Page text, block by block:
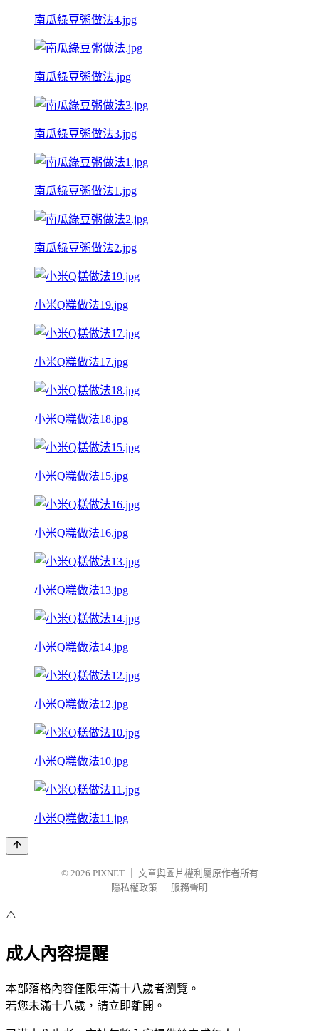
南瓜綠豆粥做法4.jpg
南瓜綠豆粥做法.jpg
南瓜綠豆粥做法3.jpg
南瓜綠豆粥做法1.jpg
南瓜綠豆粥做法2.jpg
小米Q糕做法19.jpg
小米Q糕做法17.jpg
小米Q糕做法18.jpg
小米Q糕做法15.jpg
小米Q糕做法16.jpg
小米Q糕做法13.jpg
小米Q糕做法14.jpg
小米Q糕做法12.jpg
小米Q糕做法10.jpg
小米Q糕做法11.jpg
© 2026 PIXNET
文章與圖片權利屬原作者所有
隱私權政策
服務聲明
⚠️
成人內容提醒
本部落格內容僅限年滿十八歲者瀏覽。
若您未滿十八歲，請立即離開。